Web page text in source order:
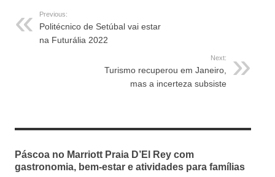
Previous:
Politécnico de Setúbal vai estar
na Futurália 2022
Next:
Turismo recuperou em Janeiro,
mas a incerteza subsiste
Páscoa no Marriott Praia D’El Rey com
gastronomia, bem-estar e atividades para famílias